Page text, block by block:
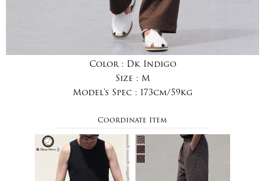
Color : Dk Indigo
Size : M
Model's Spec : 173cm/59kg
Coordinate Item